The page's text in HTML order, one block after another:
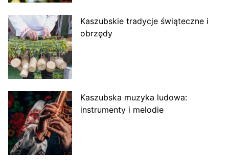
Kaszubskie tradycje świąteczne i
obrzędy
Kaszubska muzyka ludowa:
instrumenty i melodie